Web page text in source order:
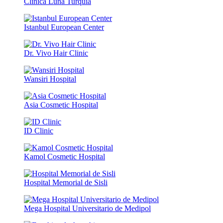
Istanbul European Center
Dr. Vivo Hair Clinic
Wansiri Hospital
Asia Cosmetic Hospital
ID Clinic
Kamol Cosmetic Hospital
Hospital Memorial de Sisli
Mega Hospital Universitario de Medipol